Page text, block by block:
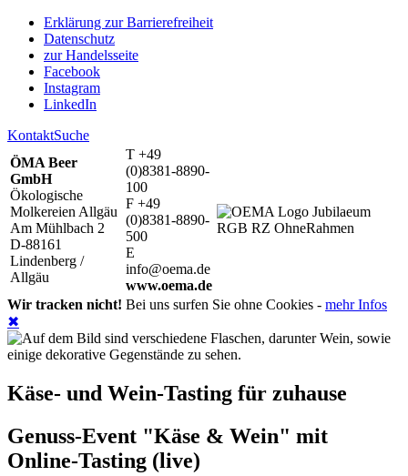
Erklärung zur Barrierefreiheit
Datenschutz
zur Handelsseite
Facebook
Instagram
LinkedIn
KontaktSuche
ÖMA Beer
GmbH
Ökologische
Molkereien Allgäu
Am Mühlbach 2
D-88161
Lindenberg /
Allgäu
T +49
(0)8381-8890-
100
F +49
(0)8381-8890-
500
E
info@oema.de
www.oema.de
Wir tracken nicht! Bei uns surfen Sie ohne Cookies - mehr Infos
✖
Käse- und Wein-Tasting für zuhause
Genuss-Event "Käse & Wein" mit
Online-Tasting (live)